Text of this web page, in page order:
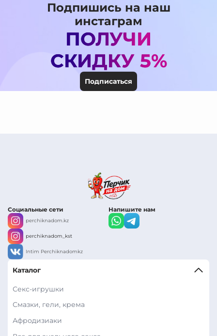
Подпишись на наш
инстаграм
ПОЛУЧИ
СКИДКУ 5%
Подписаться
Социальные сети
perchiknadom.kz
perchiknadom_kst
Intim Perchiknadomkz
Напишите нам
Каталог
Секс-игрушки
Смазки, гели, крема
Афродизиаки